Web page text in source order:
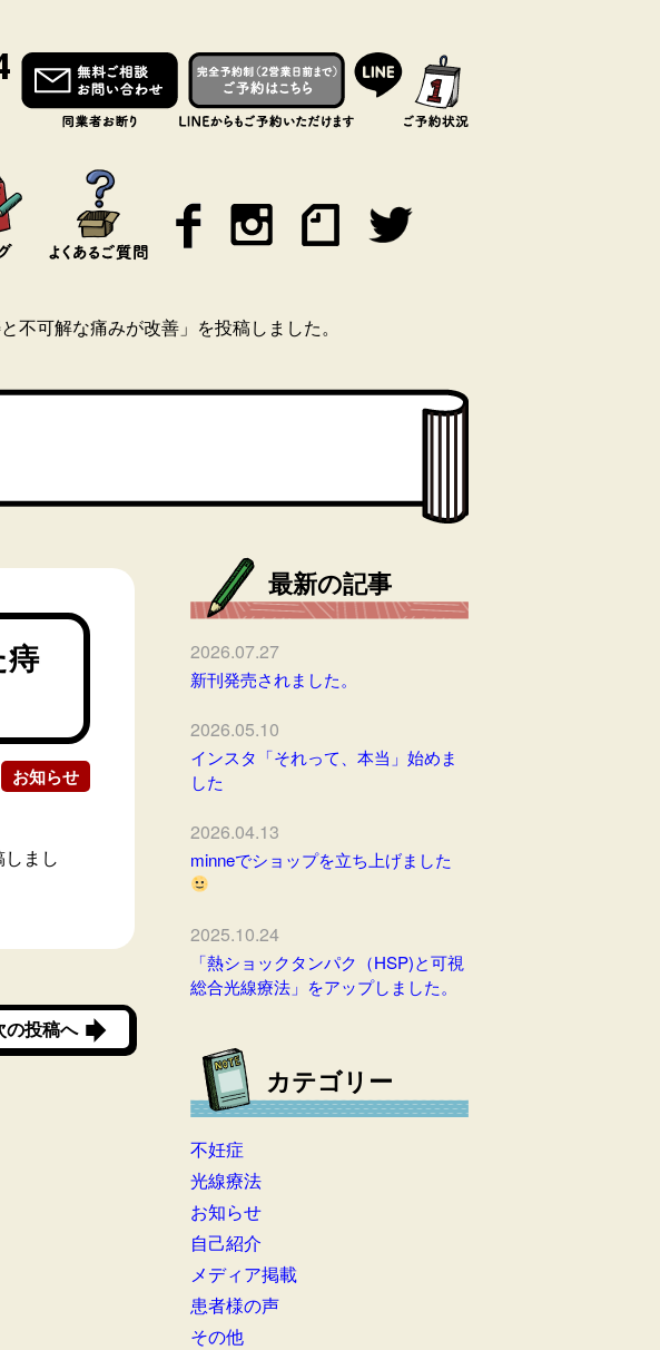
不可解な痛みが改善」を投稿しました。
痔
お知らせ
しまし
の投稿へ
最新の記事
2026.07.27
新刊発売されました。
2026.05.10
インスタ「それって、本当」始めま
した
2026.04.13
minneでショップを立ち上げました
2025.10.24
「熱ショックタンパク（HSP)と可視
総合光線療法」をアップしました。
カテゴリー
不妊症
光線療法
お知らせ
自己紹介
メディア掲載
患者様の声
その他